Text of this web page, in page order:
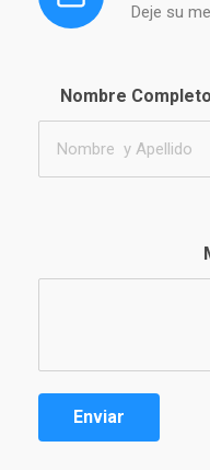
Deje su
Nombre Completo
Enviar